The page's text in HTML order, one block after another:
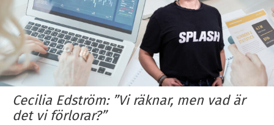
Cecilia Edström: ”Vi räknar, men vad är
det vi förlorar?”